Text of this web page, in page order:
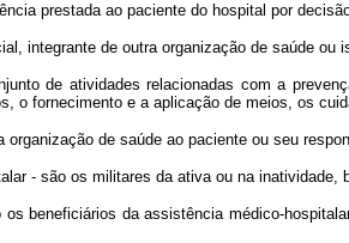
prestada ao paciente do hospital por
de outra organização de saúde ou
atividades relacionadas com a
o fornecimento e a aplicação de meios, os
de saúde ao paciente ou seu
são os militares da ativa ou na inatividade,
da assistência médico-hospitalar